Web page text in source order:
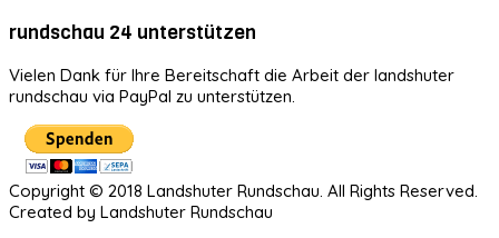
rundschau 24 unterstützen
Vielen Dank für Ihre Bereitschaft die Arbeit der landshuter
rundschau via PayPal zu unterstützen.
Copyright © 2018 Landshuter Rundschau. All Rights Reserved.
Created by Landshuter Rundschau